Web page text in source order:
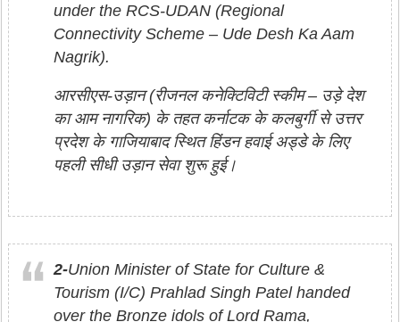
under the RCS-UDAN (Regional
Connectivity Scheme – Ude Desh Ka Aam
Nagrik).
आरसीएस-उड़ान (रीजनल कनेक्टिविटी स्‍कीम – उड़े देश
का आम नागरिक) के तहत कर्नाटक के कलबुर्गी से उत्तर
प्रदेश के गाजियाबाद स्थित हिंडन हवाई अड्डे के लिए
पहली सीधी उड़ान सेवा शुरू हुई।
2-Union Minister of State for Culture &
Tourism (I/C) Prahlad Singh Patel handed
over the Bronze idols of Lord Rama,